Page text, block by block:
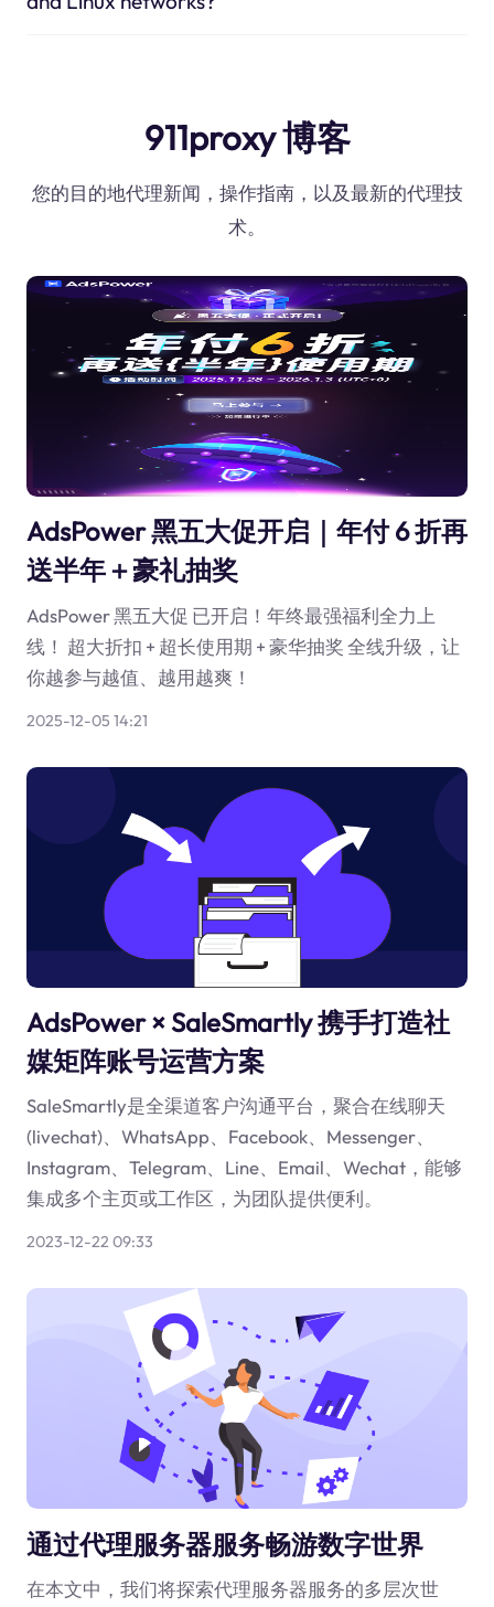
911proxy 博客
您的目的地代理新闻，操作指南，以及最新的代理技
术。
AdsPower 黑五大促开启｜年付 6 折再
送半年＋豪礼抽奖
AdsPower 黑五大促 已开启！年终最强福利全力上
线！ 超大折扣 + 超长使用期 + 豪华抽奖 全线升级，让
你越参与越值、越用越爽！
2025-12-05 14:21
AdsPower × SaleSmartly 携手打造社
媒矩阵账号运营方案
SaleSmartly是全渠道客户沟通平台，聚合在线聊天
(livechat)、WhatsApp、Facebook、Messenger、
Instagram、Telegram、Line、Email、Wechat，能够
集成多个主页或工作区，为团队提供便利。
2023-12-22 09:33
通过代理服务器服务畅游数字世界
在本文中，我们将探索代理服务器服务的多层次世